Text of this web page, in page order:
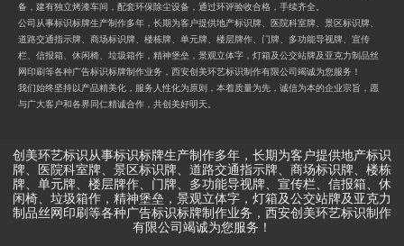
备，建有独立烤漆车间，配套环保除尘设备，通过环评验收合格，手续齐全。
公司从事标识标牌生产制作多年，长期为客户提供地产标识牌、医院科室牌、景区标识牌、
道路交通指示牌、商场标识牌、楼栋牌、单元牌、楼层牌作、门牌、多功能导视牌、宣传
栏、信报箱、休闲椅、垃圾箱作，精神堡垒，景观立体字，灯箱及公交站牌及亚克力制品丝
网印刷等各种广告标识标牌制作业务，西安创美环艺标识制作有限公司竭诚为您服务！
我们始终坚持以产品精美化，服务人性化为原则，本着质量为先，诚信为本的企业宗旨，愿
与广大客户和各界同仁精诚合作，共创美好明天。
创美环艺标识从事标识标牌生产制作多年，长期为客户提供地产标识
牌、医院科室牌、景区标识牌、道路交通指示牌、商场标识牌、楼栋
牌、单元牌、楼层牌作、门牌、多功能导视牌、宣传栏、信报箱、休
闲椅、垃圾箱作，精神堡垒，景观立体字，灯箱及公交站牌及亚克力
制品丝网印刷等各种广告标识标牌制作业务，西安创美环艺标识制作
有限公司竭诚为您服务！